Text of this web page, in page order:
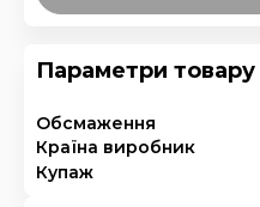
Параметри товару
Обсмаження
Країна виробник
Купаж